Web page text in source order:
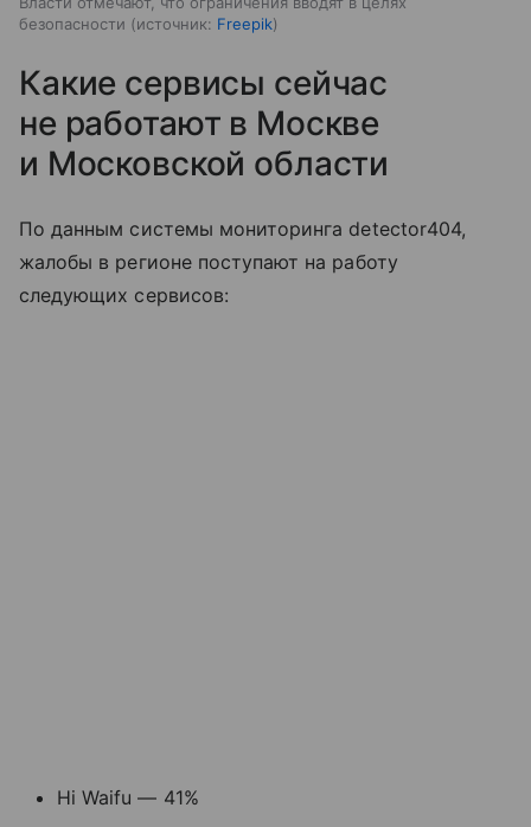
безопасности
источник: Freepik
Какие сервисы сейчас
не работают в Москве
и Московской области
По данным системы мониторинга detector404,
жалобы в регионе поступают на работу
следующих сервисов:
Hi Waifu — 41%